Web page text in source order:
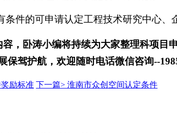
件的可申请认定工程技术研究中心、
容 ，卧涛小编将持续为大家整理科项目
保驾护航， 欢迎随时电话微信咨询--
励标准 下一篇> 淮南市众创空间认定条件